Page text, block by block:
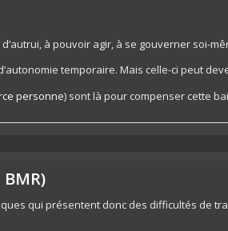
à pouvoir agir, à se gouverner soi-
temporaire. Mais celle-ci peut
personne) sont là pour compenser cette
qui présentent donc des difficultés de